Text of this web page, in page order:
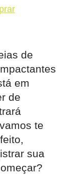
de
em
de
te
sua